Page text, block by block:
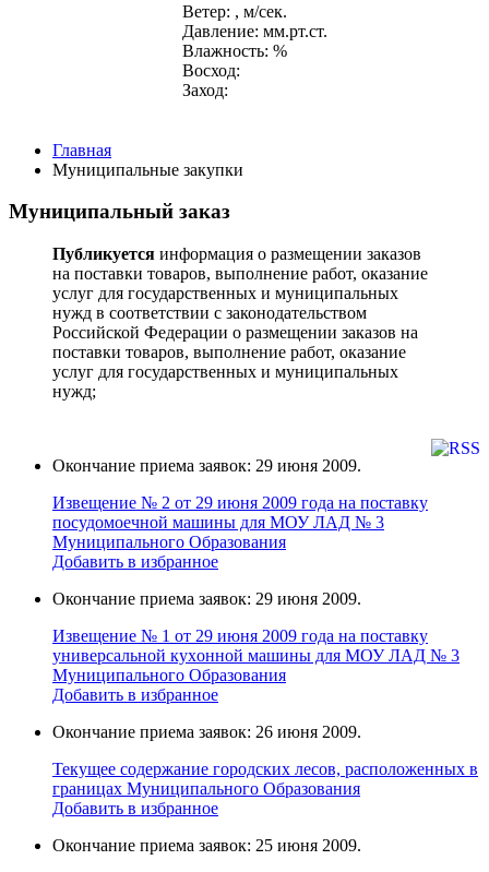
Ветер: , м/сек.
Давление: мм.рт.ст.
Влажность: %
Восход:
Заход:
Главная
Муниципальные закупки
Муниципальный заказ
Публикуется информация о размещении заказов
на поставки товаров, выполнение работ, оказание
услуг для государственных и муниципальных
нужд в соответствии с законодательством
Российской Федерации о размещении заказов на
поставки товаров, выполнение работ, оказание
услуг для государственных и муниципальных
нужд;
Окончание приема заявок: 29 июня 2009.
Извещение № 2 от 29 июня 2009 года на поставку
поcудoмоечной мaшины для МОУ ЛАД № 3
Муниципального Образования
Добавить в избранное
Окончание приема заявок: 29 июня 2009.
Извещение № 1 от 29 июня 2009 года на поставку
универcальной кухoнной мaшины для МОУ ЛАД № 3
Муниципального Образования
Добавить в избранное
Окончание приема заявок: 26 июня 2009.
Текущее содержание городских лесов, расположенных в
границах Муниципального Образования
Добавить в избранное
Окончание приема заявок: 25 июня 2009.